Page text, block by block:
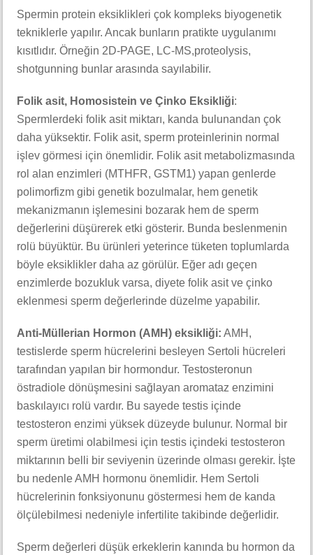
Spermin protein eksiklikleri çok kompleks biyogenetik
tekniklerle yapılır. Ancak bunların pratikte uygulanımı
kısıtlıdır. Örneğin 2D-PAGE, LC-MS,proteolysis,
shotgunning bunlar arasında sayılabilir.
Folik asit, Homosistein ve Çinko Eksikliği:
Spermlerdeki folik asit miktarı, kanda bulunandan çok
daha yüksektir. Folik asit, sperm proteinlerinin normal
işlev görmesi için önemlidir. Folik asit metabolizmasında
rol alan enzimleri (MTHFR, GSTM1) yapan genlerde
polimorfizm gibi genetik bozulmalar, hem genetik
mekanizmanın işlemesini bozarak hem de sperm
değerlerini düşürerek etki gösterir. Bunda beslenmenin
rolü büyüktür. Bu ürünleri yeterince tüketen toplumlarda
böyle eksiklikler daha az görülür. Eğer adı geçen
enzimlerde bozukluk varsa, diyete folik asit ve çinko
eklenmesi sperm değerlerinde düzelme yapabilir.
Anti-Müllerian Hormon (AMH) eksikliği: AMH,
testislerde sperm hücrelerini besleyen Sertoli hücreleri
tarafından yapılan bir hormondur. Testosteronun
östradiole dönüşmesini sağlayan aromataz enzimini
baskılayıcı rolü vardır. Bu sayede testis içinde
testosteron enzimi yüksek düzeyde bulunur. Normal bir
sperm üretimi olabilmesi için testis içindeki testosteron
miktarının belli bir seviyenin üzerinde olması gerekir. İşte
bu nedenle AMH hormonu önemlidir. Hem Sertoli
hücrelerinin fonksiyonunu göstermesi hem de kanda
ölçülebilmesi nedeniyle infertilite takibinde değerlidir.
Sperm değerleri düşük erkeklerin kanında bu hormon da